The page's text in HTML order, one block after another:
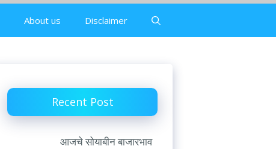
About us Disclaimer
Recent Post
आजचे सोयाबीन बाजारभाव